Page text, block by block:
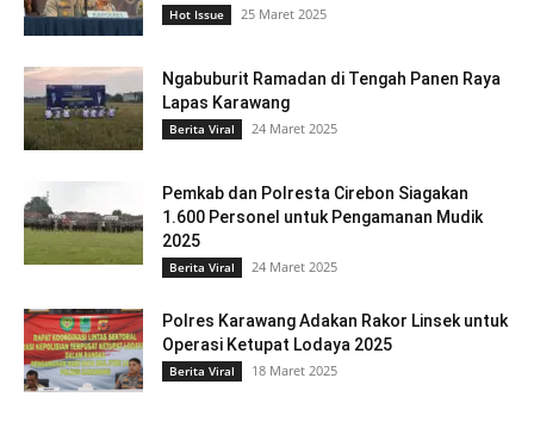
Hot Issue 25 Maret 2025
Ngabuburit Ramadan di Tengah Panen Raya
Lapas Karawang
Berita Viral 24 Maret 2025
Pemkab dan Polresta Cirebon Siagakan
1.600 Personel untuk Pengamanan Mudik
2025
Berita Viral 24 Maret 2025
Polres Karawang Adakan Rakor Linsek untuk
Operasi Ketupat Lodaya 2025
Berita Viral 18 Maret 2025